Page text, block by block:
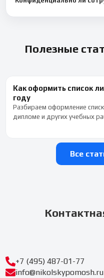
наиболее подходящий
выполнения вашего заказа.
Полезные
Как оформить список
году
Разбираем оформление
дипломе и других учебных
Все
+7 (495) 487-01-77
info@nikolskypomosh.ru